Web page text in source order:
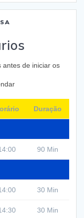
antes de iniciar os
Duração
90 Min
30 Min
30 Min